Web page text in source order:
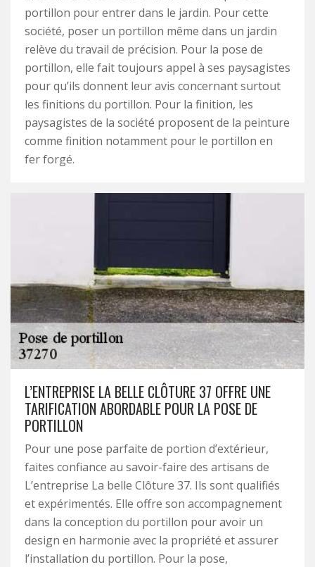
portillon pour entrer dans le jardin. Pour cette
société, poser un portillon même dans un jardin
relève du travail de précision. Pour la pose de
portillon, elle fait toujours appel à ses paysagistes
pour qu’ils donnent leur avis concernant surtout
les finitions du portillon. Pour la finition, les
paysagistes de la société proposent de la peinture
comme finition notamment pour le portillon en
fer forgé.
L’ENTREPRISE LA BELLE CLÔTURE 37 OFFRE UNE
TARIFICATION ABORDABLE POUR LA POSE DE
PORTILLON
Pour une pose parfaite de portion d’extérieur,
faites confiance au savoir-faire des artisans de
L’entreprise La belle Clôture 37. Ils sont qualifiés
et expérimentés. Elle offre son accompagnement
dans la conception du portillon pour avoir un
design en harmonie avec la propriété et assurer
l’installation du portillon. Pour la pose,